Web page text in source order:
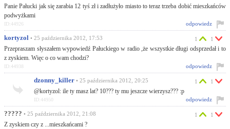
Panie Pałucki jak się zarabia 12 tyś zł i zadłużyło miasto to teraz trzeba dobić mieszkańców
podwyżkami
odpowiedz
ID:44926
kortyzol • 25 października 2012, 17:53
Przepraszam słyszałem wypowiedź Pałuckiego w radio ,że wszystkie długi odsprzedał i to
z zyskiem. Więc o co wam chodzi?
1 1
odpowiedz
ID:44938
dzonny_killer • 25 października 2012, 20:25
@kortyzol: ile ty masz lat? 10??? ty mu jeszcze wierzysz??? :p
1 1
odpowiedz
ID:44950
????? • 25 października 2012, 21:08
Z zyskiem czy z ...mieszkańcami ?
1 1